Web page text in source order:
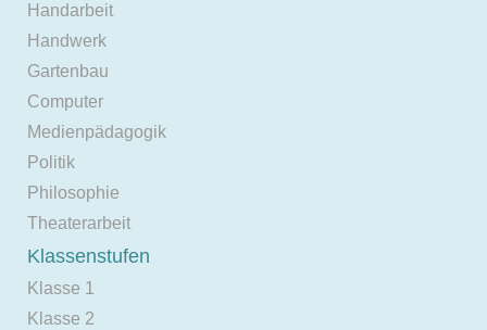
Handarbeit
Handwerk
Gartenbau
Computer
Medienpädagogik
Politik
Philosophie
Theaterarbeit
Klassenstufen
Klasse 1
Klasse 2